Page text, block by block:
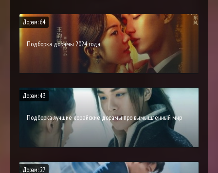
Дорам: 64
Подборка дорамы 2024 года
Дорам: 43
Подборка лучшие корейские дорамы про вымышленный мир
Дорам: 27